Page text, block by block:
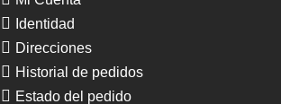
Identidad
Direcciones
Historial de pedidos
Estado del pedido